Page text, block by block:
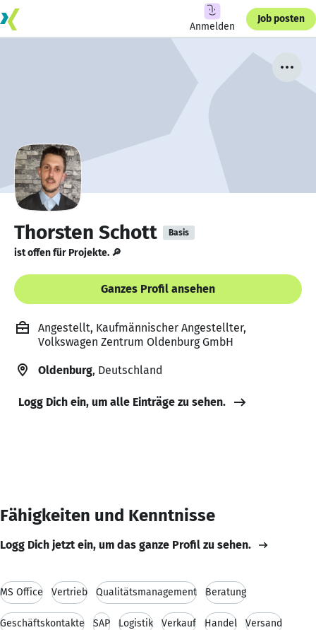
Anmelden
Job posten
Thorsten Schott Basis
ist offen für Projekte. 🔎
Ganzes Profil ansehen
Angestellt, Kaufmännischer Angestellter,
Volkswagen Zentrum Oldenburg GmbH
Oldenburg, Deutschland
Logg Dich ein, um alle Einträge zu sehen.
Fähigkeiten und Kenntnisse
Logg Dich jetzt ein, um das ganze Profil zu sehen.
MS Office Vertrieb Qualitätsmanagement Beratung
Geschäftskontakte SAP Logistik Verkauf Handel Versand